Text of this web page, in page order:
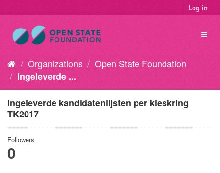
Log in
Organizations
Open State Foundation
Ingeleverde ...
Ingeleverde kandidatenlijsten per kieskring
TK2017
Followers
0